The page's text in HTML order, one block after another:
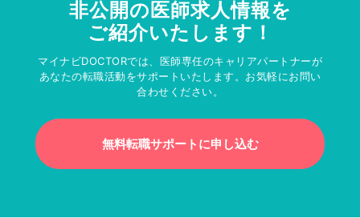
非公開の医師求人情報を
ご紹介いたします！
マイナビDOCTORでは、医師専任のキャリアパートナーが
あなたの転職活動をサポートいたします。お気軽にお問い
合わせください。
無料転職サポートに申し込む